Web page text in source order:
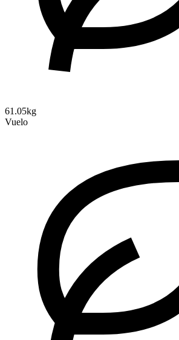
61.05kg
Vuelo